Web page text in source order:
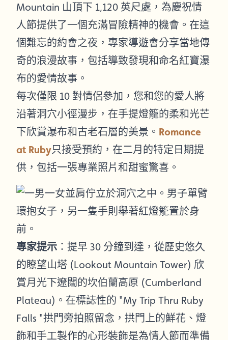
Mountain 山頂下 1,120 英尺處，為慶祝情
人節提供了一個充滿冒險精神的機會。在這
個難忘的約會之夜，專家導遊會分享當地傳
奇的浪漫故事，包括導致發現和命名紅寶瀑
布的愛情故事。
每次僅限 10 對情侶參加，您和您的愛人將
沿著洞穴小徑漫步，在手提燈籠的柔和光芒
下欣賞瀑布和古老石層的美景。 Romance
at Ruby只接受預約，在二月的特定日期提
供，包括一張專業照片和甜蜜驚喜。
專家提示 ：提早 30 分鐘到達，從歷史悠久
的瞭望山塔 (Lookout Mountain Tower) 欣
賞月光下遼闊的坎伯蘭高原 (Cumberland
Plateau)。在標誌性的 "My Trip Thru Ruby
Falls "拱門旁拍照留念，拱門上的鮮花、燈
飾和手工製作的心形裝飾是為情人節而準備